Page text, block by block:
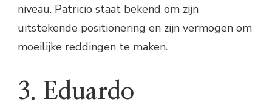
niveau. Patricio staat bekend om zijn
uitstekende positionering en zijn vermogen om
moeilijke reddingen te maken.
3. Eduardo